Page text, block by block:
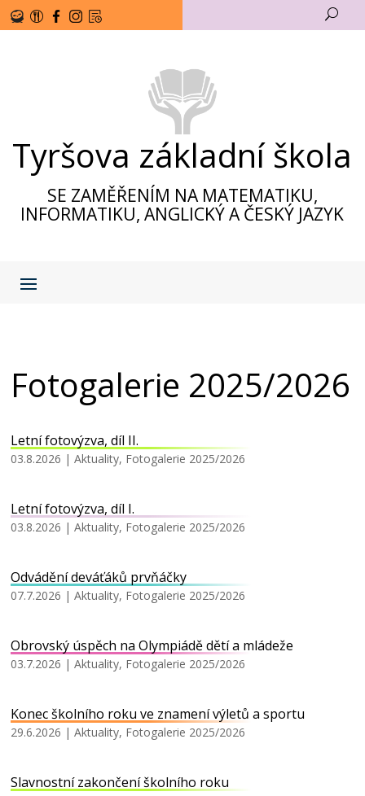
U
Tyršova základní škola
SE ZAMĚŘENÍM NA MATEMATIKU,
INFORMATIKU, ANGLICKÝ A ČESKÝ JAZYK
Fotogalerie 2025/2026
Letní fotovýzva, díl II.
03.8.2026 |Aktuality, Fotogalerie 2025/2026
Letní fotovýzva, díl I.
03.8.2026 |Aktuality, Fotogalerie 2025/2026
Odvádění deváťáků prvňáčky
07.7.2026 |Aktuality, Fotogalerie 2025/2026
Obrovský úspěch na Olympiádě dětí a mládeže
03.7.2026 |Aktuality, Fotogalerie 2025/2026
Konec školního roku ve znamení výletů a sportu
29.6.2026 |Aktuality, Fotogalerie 2025/2026
Slavnostní zakončení školního roku